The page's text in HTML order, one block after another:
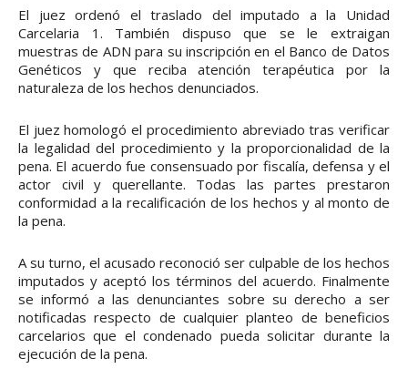
El juez ordenó el traslado del imputado a la Unidad
Carcelaria 1. También dispuso que se le extraigan
muestras de ADN para su inscripción en el Banco de Datos
Genéticos y que reciba atención terapéutica por la
naturaleza de los hechos denunciados.
El juez homologó el procedimiento abreviado tras verificar
la legalidad del procedimiento y la proporcionalidad de la
pena. El acuerdo fue consensuado por fiscalía, defensa y el
actor civil y querellante. Todas las partes prestaron
conformidad a la recalificación de los hechos y al monto de
la pena.
A su turno, el acusado reconoció ser culpable de los hechos
imputados y aceptó los términos del acuerdo. Finalmente
se informó a las denunciantes sobre su derecho a ser
notificadas respecto de cualquier planteo de beneficios
carcelarios que el condenado pueda solicitar durante la
ejecución de la pena.